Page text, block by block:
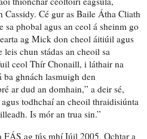
Cassidy. Cé gur as Baile Átha Cliath
sa phobal agus an ceol á sheinm go
ag Mick don cheol áitiúil agus
chun stádas an cheoil sa
ceol Thír Chonaill, i láthair na
ba ghnách lasmuigh den
ar dud an domhain,” a deir sé,
todhchaían cheoil thraidisiúnta
. Is mór an trua sin.”
FÁS ag tús mhí Iúil 2005. Ochtar a